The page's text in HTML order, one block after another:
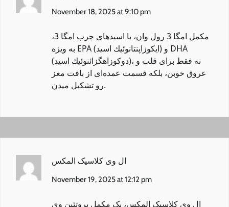
November 18, 2025 at 9:10 pm
مکمل امگا 3 رول وان
، با اسیدهای چرب امگا 3،
به ویژه EPA (ایكوزاپنتانوئیك اسید) و DHA
(دوكوزاهگزائنوئیك اسید)، نه فقط برای قلب و
عروق خوبن، بلکه قسمت عمده‌ای از بافت مغز
رو تشکیل میدن.
ال وی کلاسیک المکس
November 19, 2025 at 12:12 pm
ال وی کلاسیک المکس، یک مکمل پروتئین وی